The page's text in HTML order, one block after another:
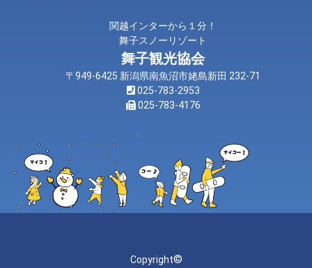
関越インターから１分！
舞子スノーリゾート
舞子観光協会
〒949-6425 新潟県南魚沼市姥島新田 232-71
025-783-2953
025-783-4176
Copyright©